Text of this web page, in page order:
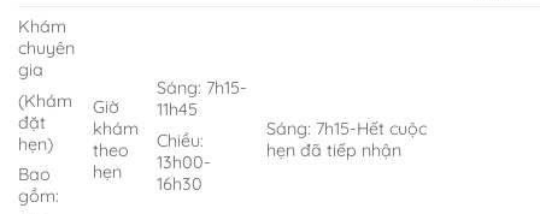
Khám
chuyên
gia
(Khám
đặt
hẹn)
Bao
gồm:
Giờ
khám
theo
hẹn
Sáng: 7h15-
11h45
Chiều:
13h00-
16h30
Sáng: 7h15-Hết cuộc
hẹn đã tiếp nhận